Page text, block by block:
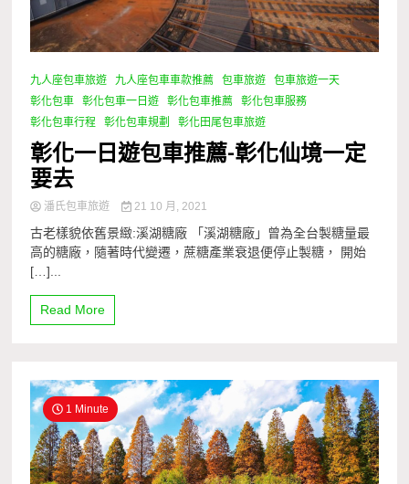
九人座包車旅遊 九人座包車車款推薦 包車旅遊
包車旅遊一天
彰化包車
彰化包車一日遊 彰化包車推薦
彰化包車服務
彰化包車行程
彰化包車規劃 彰化田尾包車旅遊
彰化一日遊包車推薦-彰化仙境一定
要去
潘氏包車旅遊 21 10 月, 2021
古老樣貌依舊景緻:溪湖糖廠 「溪湖糖廠」曾為全台製糖量最
高的糖廠，隨著時代變遷，蔗糖產業衰退便停止製糖， 開始
[…]...
Read More
1 Minute